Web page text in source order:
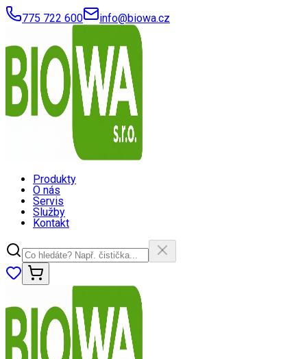
775 722 600 info@biowa.cz
Produkty
O nás
Servis
Služby
Kontakt